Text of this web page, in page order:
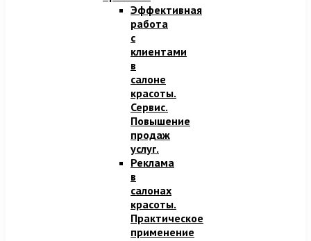
Эффективная
работа
с
клиентами
в
салоне
красоты.
Сервис.
Повышение
продаж
услуг.
Реклама
в
салонах
красоты.
Практическое
применение